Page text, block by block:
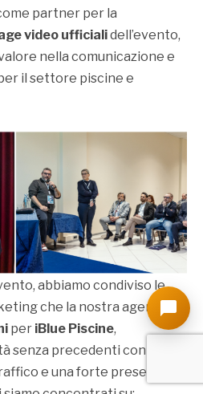
partner per la
video ufficialidell’evento,
nella comunicazione e
il settore piscine e
abbiamo condiviso le
che la nostra agenzia
per iBlue Piscine,
senza precedenti con una
e una forte presenza